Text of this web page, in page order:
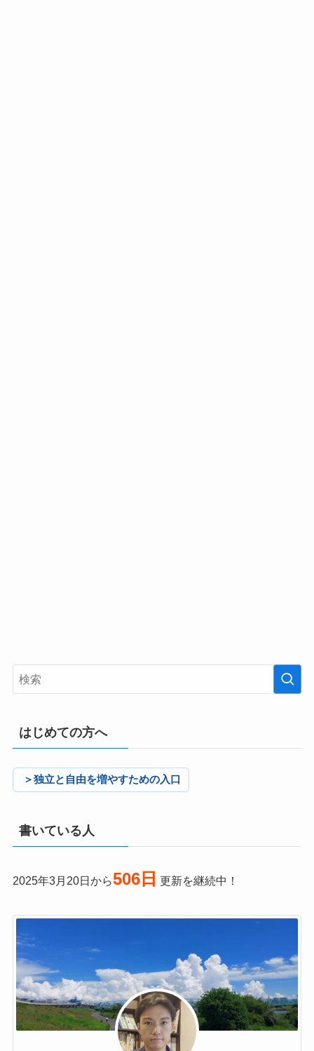
はじめての方へ
＞独立と自由を増やすための入口
書いている人
2025年3月20日から506日 更新を継続中！